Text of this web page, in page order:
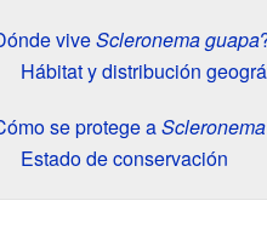
viveScleronema guapa
Hábitat y distribución
se protege a
Estado de conservación